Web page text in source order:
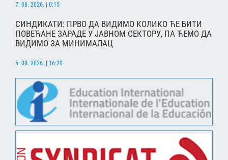
7. 08. 2026. | 0:15
СИНДИКАТИ: ПРВО ДА ВИДИМО КОЛИКО ЋЕ БИТИ
ПОВЕЋАНЕ ЗАРАДЕ У ЈАВНОМ СЕКТОРУ, ПА ЋЕМО ДА
ВИДИМО ЗА МИНИМАЛАЦ
5. 08. 2026. | 16:20